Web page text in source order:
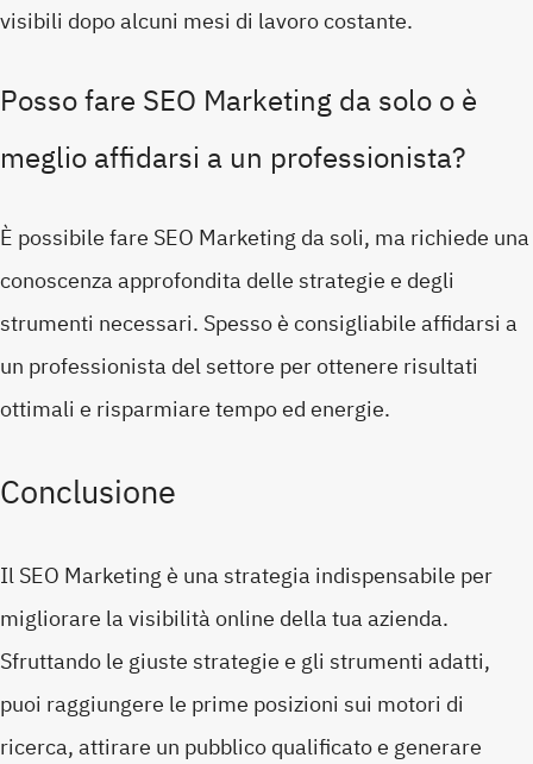
visibili dopo alcuni mesi di lavoro costante.
Posso fare SEO Marketing da solo o è
meglio affidarsi a un professionista?
È possibile fare SEO Marketing da soli, ma richiede una
conoscenza approfondita delle strategie e degli
strumenti necessari. Spesso è consigliabile affidarsi a
un professionista del settore per ottenere risultati
ottimali e risparmiare tempo ed energie.
Conclusione
Il SEO Marketing è una strategia indispensabile per
migliorare la visibilità online della tua azienda.
Sfruttando le giuste strategie e gli strumenti adatti,
puoi raggiungere le prime posizioni sui motori di
ricerca, attirare un pubblico qualificato e generare